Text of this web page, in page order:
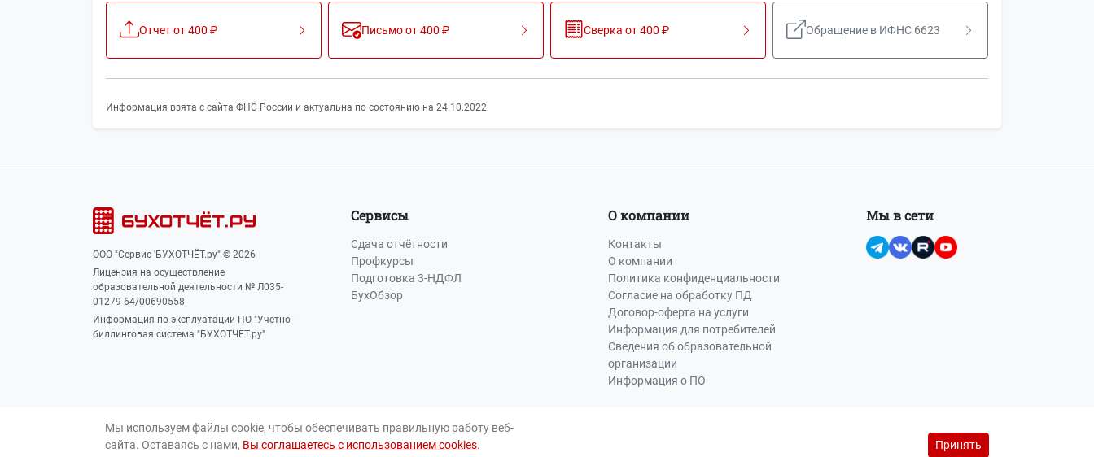
Отчет от 400 ₽ Письмо от 400 ₽ Сверка от 400 ₽ Обращение в ИФНС 6623
Информация взята с сайта ФНС России и актуальна по состоянию на 24.10.2022
ООО "Сервис 'БУХОТЧЁТ.ру" © 2026
Лицензия на осуществление
образовательной деятельности № Л035-
01279-64/00690558
Информация по эксплуатации ПО "Учетно-
биллинговая система "БУХОТЧЁТ.ру"
Сервисы
Сдача отчётности
Профкурсы
Подготовка 3-НДФЛ
БухОбзор
О компании
Контакты
О компании
Политика конфиденциальности
Согласие на обработку ПД
Договор-оферта на услуги
Информация для потребителей
Сведения об образовательной
организации
Информация о ПО
Мы в сети
Мы используем файлы cookie, чтобы обеспечивать правильную работу веб-
сайта. Оставаясь с нами, Вы соглашаетесь с использованием cookies. Принять